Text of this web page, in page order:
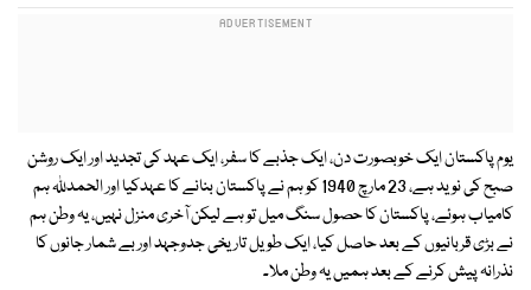
یوم پاکستان ایک خوبصورت دن، ایک جذبے کا سفر، ایک عہد کی تجدید اور ایک روشن
صبح کی نوید ہے، 23 مارچ 1940 کو ہم نے پاکستان بنانے کا عہدکیا اور الحمدﷲ ہم
کامیاب ہوئے، پاکستان کا حصول سنگ میل تو ہے لیکن آخری منزل نہیں، یہ وطن ہم
نے بڑی قربانیوں کے بعد حاصل کیا، ایک طویل تاریخی جدوجہد اور بے شمار جانوں کا
نذرانہ پیش کرنے کے بعد ہمیں یہ وطن ملا۔